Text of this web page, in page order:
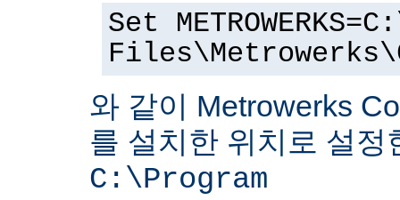
Set
와 같이 Metrowerks
를 설치한 위치로 설정
C:\Program